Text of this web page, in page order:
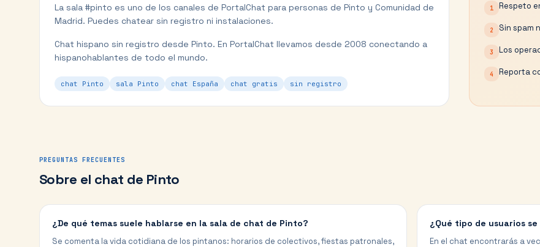
La sala #pinto es uno de los canales de PortalChat para personas de Pinto y Comunidad de
Madrid. Puedes chatear sin registro ni instalaciones.
Chat hispano sin registro desde Pinto. En PortalChat llevamos desde 2008 conectando a
hispanohablantes de todo el mundo.
chat Pinto sala Pinto chat España chat gratis sin registro
1 Respeto
2 Sin spam
3 Los
4 Reporta
PREGUNTAS FRECUENTES
Sobre el chat de Pinto
¿De qué temas suele hablarse en la sala de chat de Pinto?
Se comenta la vida cotidiana de los pintanos: horarios de colectivos, fiestas patronales,
¿Qué tipo de usuarios
En el chat encontrarás a